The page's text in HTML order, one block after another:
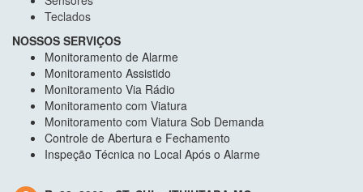
Teclados
NOSSOS SERVIÇOS
Monitoramento de Alarme
Monitoramento Assistido
Monitoramento Via Rádio
Monitoramento com Viatura
Monitoramento com Viatura Sob Demanda
Controle de Abertura e Fechamento
Inspeção Técnica no Local Após o Alarme